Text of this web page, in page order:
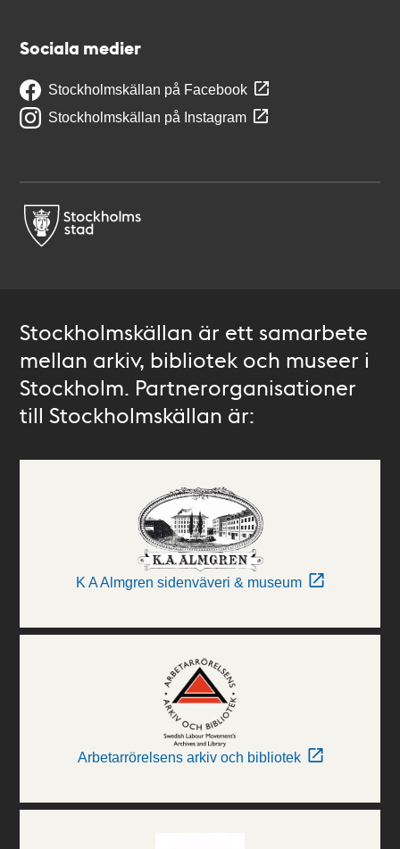
Sociala medier
Stockholmskällan på Facebook
Stockholmskällan på Instagram
Stockholmskällan är ett samarbete
mellan arkiv, bibliotek och museer i
Stockholm. Partnerorganisationer
till Stockholmskällan är:
K A Almgren sidenväveri & museum
Arbetarrörelsens arkiv och bibliotek